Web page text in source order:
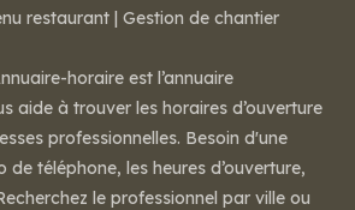
restaurant | Gestion de chantier
horaire est l’annuaire
aide à trouver les horaires d’ouverture
professionnelles. Besoin d'une
de téléphone, les heures d’ouverture,
le professionnel par ville ou